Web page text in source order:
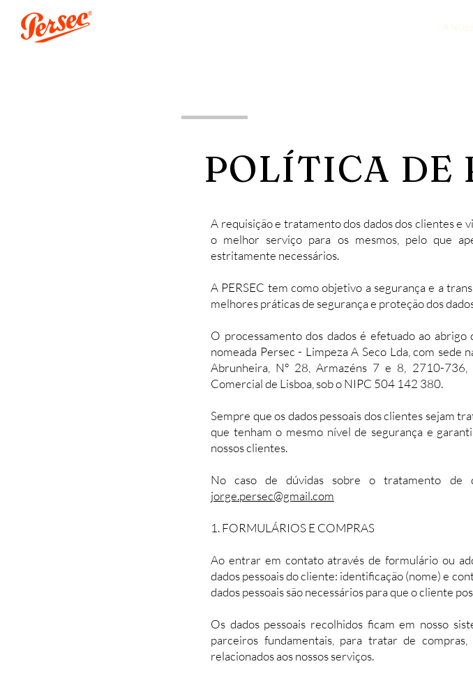
POLÍTICA DE
A requisição e tratamento dos dados dos clientes e
o melhor serviço para os mesmos, pelo que
estritamente necessários.
A PERSEC tem como objetivo a segurança e a
melhores práticas de segurança e proteção dos
O processamento dos dados é efetuado ao abrigo
nomeada Persec - Limpeza A Seco Lda, com sede
Abrunheira, Nº 28, Armazéns 7 e 8, 2710-736,
Comercial de Lisboa, sob o NIPC 504 142 380.
Sempre que os dados pessoais dos clientes sejam
que tenham o mesmo nível de segurança e
nossos clientes.
No caso de dúvidas sobre o tratamento de
jorge.persec@gmail.com
1. FORMULÁRIOS E COMPRAS
Ao entrar em contato através de formulário ou
dados pessoais do cliente: identificação (nome) e
dados pessoais são necessários para que o cliente
Os dados pessoais recolhidos ficam em nosso
parceiros fundamentais, para tratar de
relacionados aos nossos serviços.